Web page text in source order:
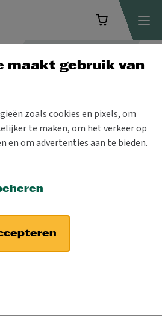
maakt gebruik van
zoals cookies en pixels, om
te maken, om het verkeer op
en om advertenties aan te bieden.